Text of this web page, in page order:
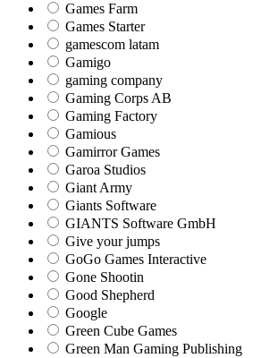
Games Farm
Games Starter
gamescom latam
Gamigo
gaming company
Gaming Corps AB
Gaming Factory
Gamious
Gamirror Games
Garoa Studios
Giant Army
Giants Software
GIANTS Software GmbH
Give your jumps
GoGo Games Interactive
Gone Shootin
Good Shepherd
Google
Green Cube Games
Green Man Gaming Publishing